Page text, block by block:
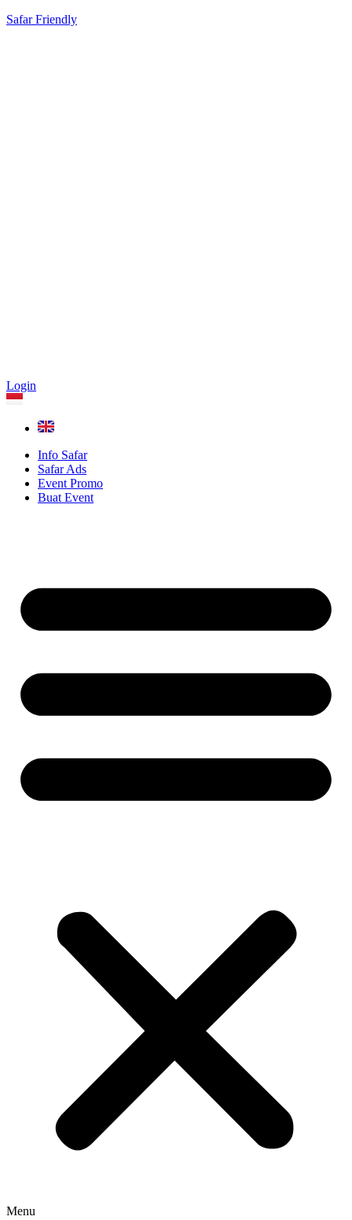
Safar Friendly
Login
Info Safar
Safar Ads
Event Promo
Buat Event
Menu